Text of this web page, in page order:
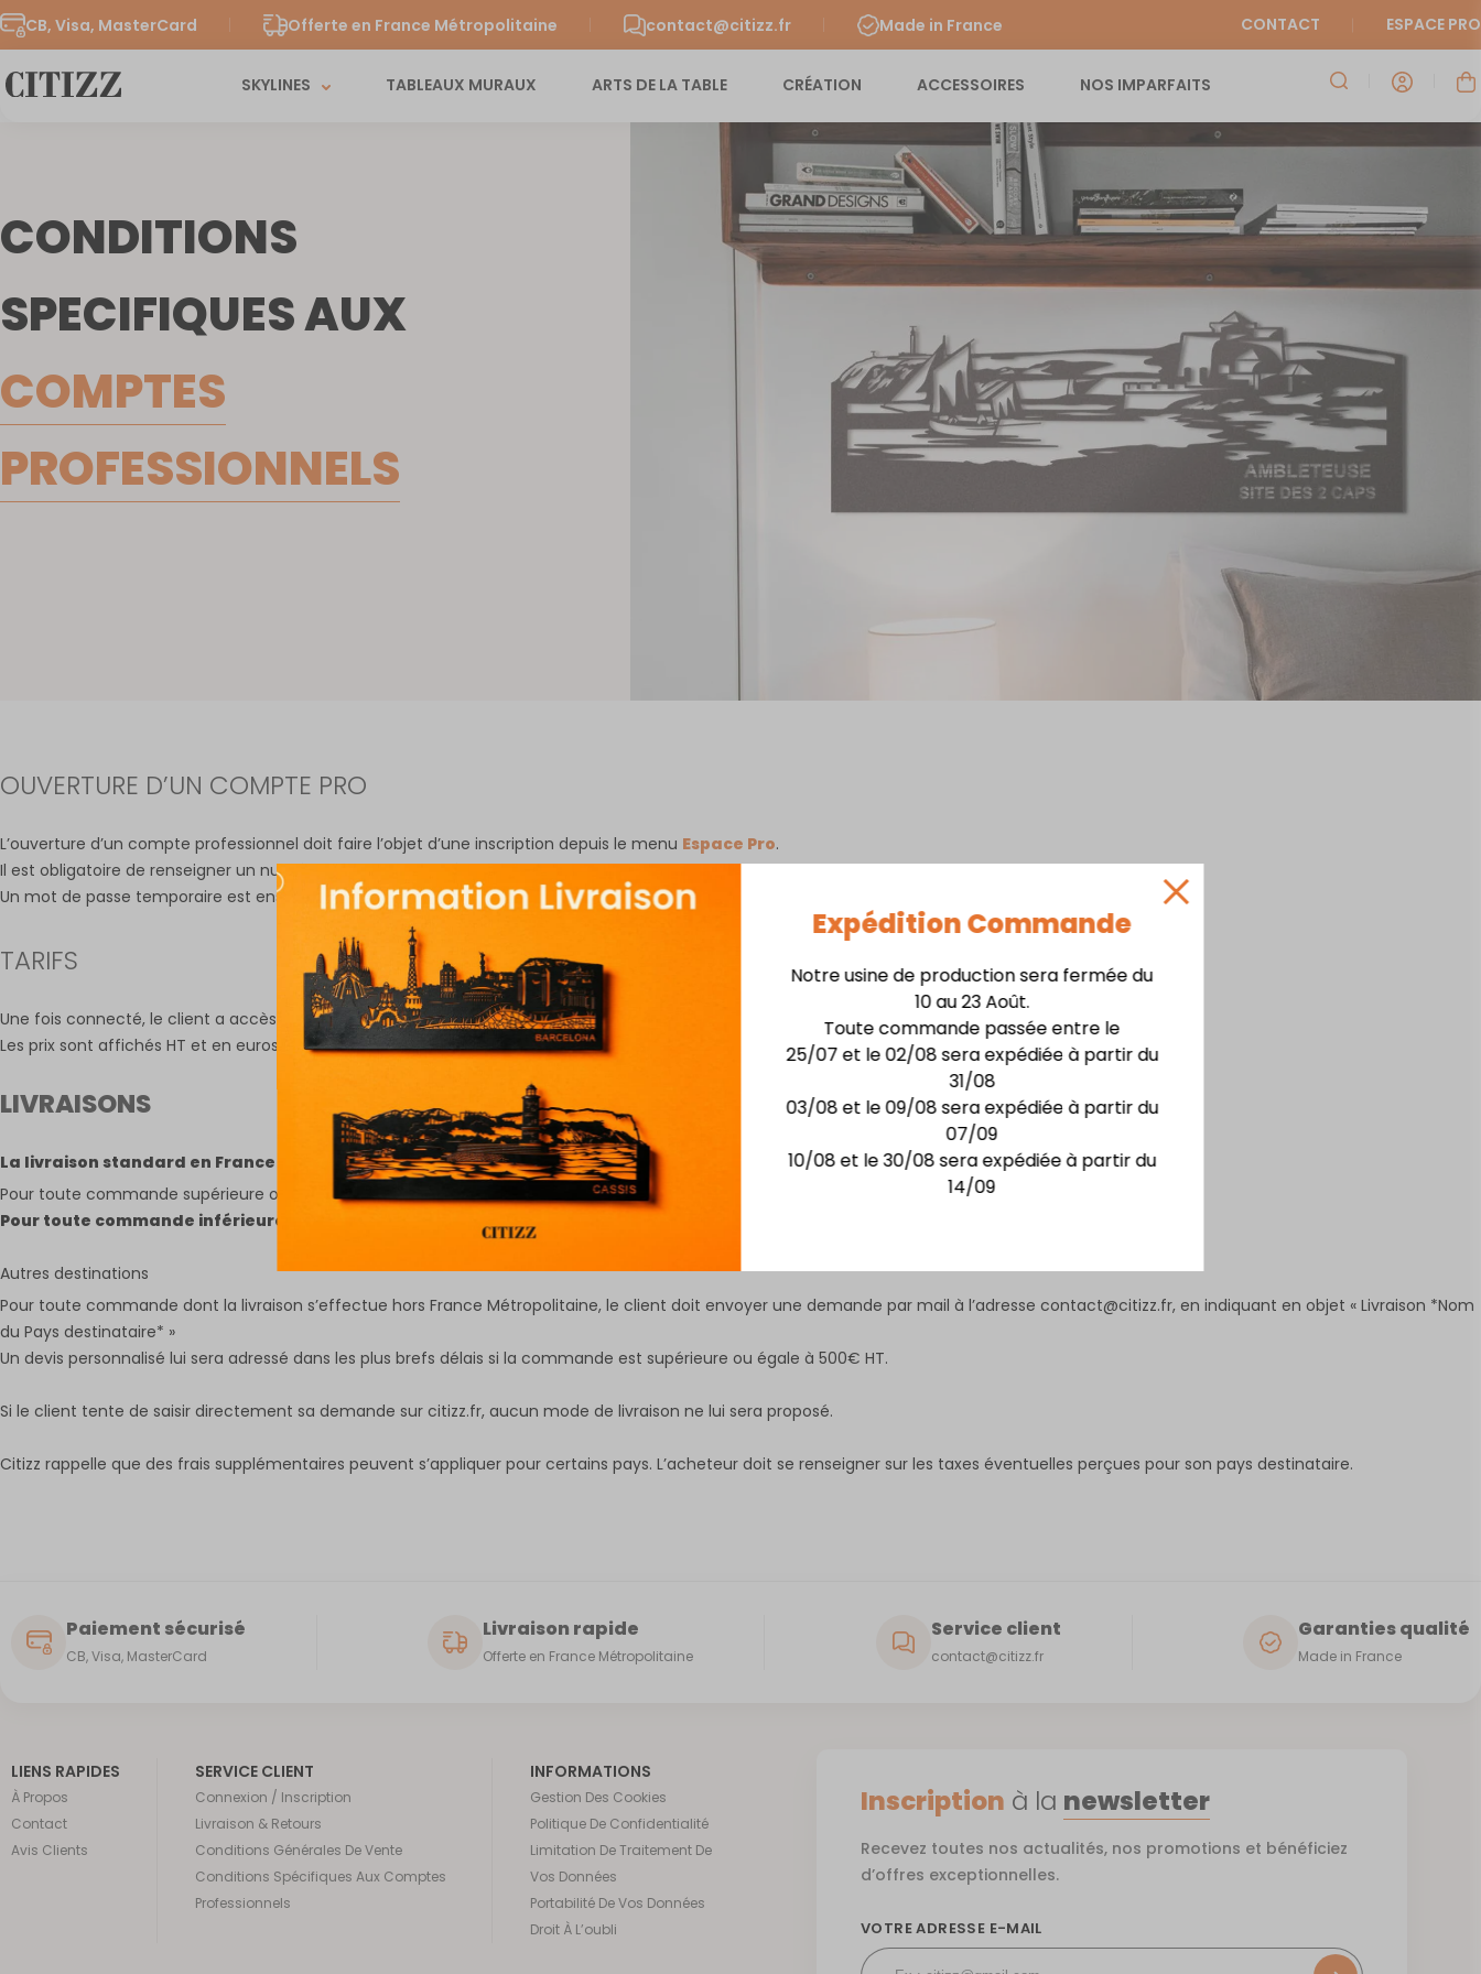
CB, Visa, MasterCard Offerte en France Métropolitaine contact@citizz.fr Made in France CONTACT ESPACE PRO
SKYLINES TABLEAUX MURAUX ARTS DE LA TABLE CRÉATION ACCESSOIRES NOS IMPARFAITS
Expédition Commande
Notre usine de production sera fermée du
10 au 23 Août.
Toute commande passée entre le
25/07 et le 02/08 sera expédiée à partir du
31/08
03/08 et le 09/08 sera expédiée à partir du
07/09
10/08 et le 30/08 sera expédiée à partir du
14/09
CONDITIONS
SPECIFIQUES AUX
COMPTES
PROFESSIONNELS
OUVERTURE D’UN COMPTE PRO
L’ouverture d’un compte professionnel doit faire l’objet d’une inscription depuis le menu Espace Pro.
Il est obligatoire de renseigner un numéro SIRET et un numéro de TVA intra-communautaire.
Un mot de passe temporaire est ensuite envoyé à l’adresse mail indiquée. La connexion s’effectue depuis
TARIFS
Une fois connecté, le client a accès à tout le catalogue avec les tarifs préférentiels applicables à nos revendeurs.
Les prix sont affichés HT et en euros. Ils seront par voie de conséquence majorés du taux de TVA en France applicable au jour de la commande.
LIVRAISONS
La livraison standard en France métropolitaine (Corse, Monaco, Andorre) est offerte.
Pour toute commande supérieure ou égale à 500€ HT, la livraison gratuite est automatiquement proposée.
Pour toute commande inférieure à 500€ HT, les frais de livraisons sont facturés 50€ HT.
Autres destinations
Pour toute commande dont la livraison s’effectue hors France Métropolitaine, le client doit envoyer une demande par mail à l’adresse contact@citizz.fr, en indiquant en objet « Livraison *Nom
du Pays destinataire* »
Un devis personnalisé lui sera adressé dans les plus brefs délais si la commande est supérieure ou égale à 500€ HT.
Si le client tente de saisir directement sa demande sur citizz.fr, aucun mode de livraison ne lui sera proposé.
Citizz rappelle que des frais supplémentaires peuvent s’appliquer pour certains pays. L’acheteur doit se renseigner sur les taxes éventuelles perçues pour son pays destinataire.
Paiement sécurisé
CB, Visa, MasterCard
Livraison rapide
Offerte en France Métropolitaine
Service client
contact@citizz.fr
Garanties qualité
Made in France
LIENS RAPIDES
À Propos
Contact
Avis Clients
SERVICE CLIENT
Connexion / Inscription
Livraison & Retours
Conditions Générales De Vente
Conditions Spécifiques Aux Comptes
Professionnels
INFORMATIONS
Gestion Des Cookies
Politique De Confidentialité
Limitation De Traitement De
Vos Données
Portabilité De Vos Données
Droit À L’oubli
Inscription à la newsletter
Recevez toutes nos actualités, nos promotions et bénéficiez
d’offres exceptionnelles.
VOTRE ADRESSE E-MAIL